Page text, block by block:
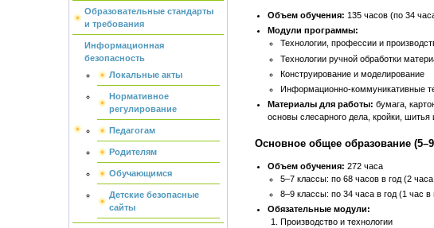
Образовательные стандарты
и требования
Информационная
безопасность
Локальные акты
Нормативное
регулирование
Педагогам
Родителям
Обучающимся
Детские безопасные
сайты
Объем обучения: 135 часов (по 34
Модули программы:
Технологии, профессии и
Технологии ручной обработки
Конструирование и моделирование
Информационно-коммуникативные
Материалы для работы: бумага,
основы слесарного дела, кройки, шитья
Основное общее образование
Объем обучения: 272 часа
5–7 классы: по 68 часов в год (2
8–9 классы: по 34 часа в год (1 час в
Обязательные модули:
Производство и технологии